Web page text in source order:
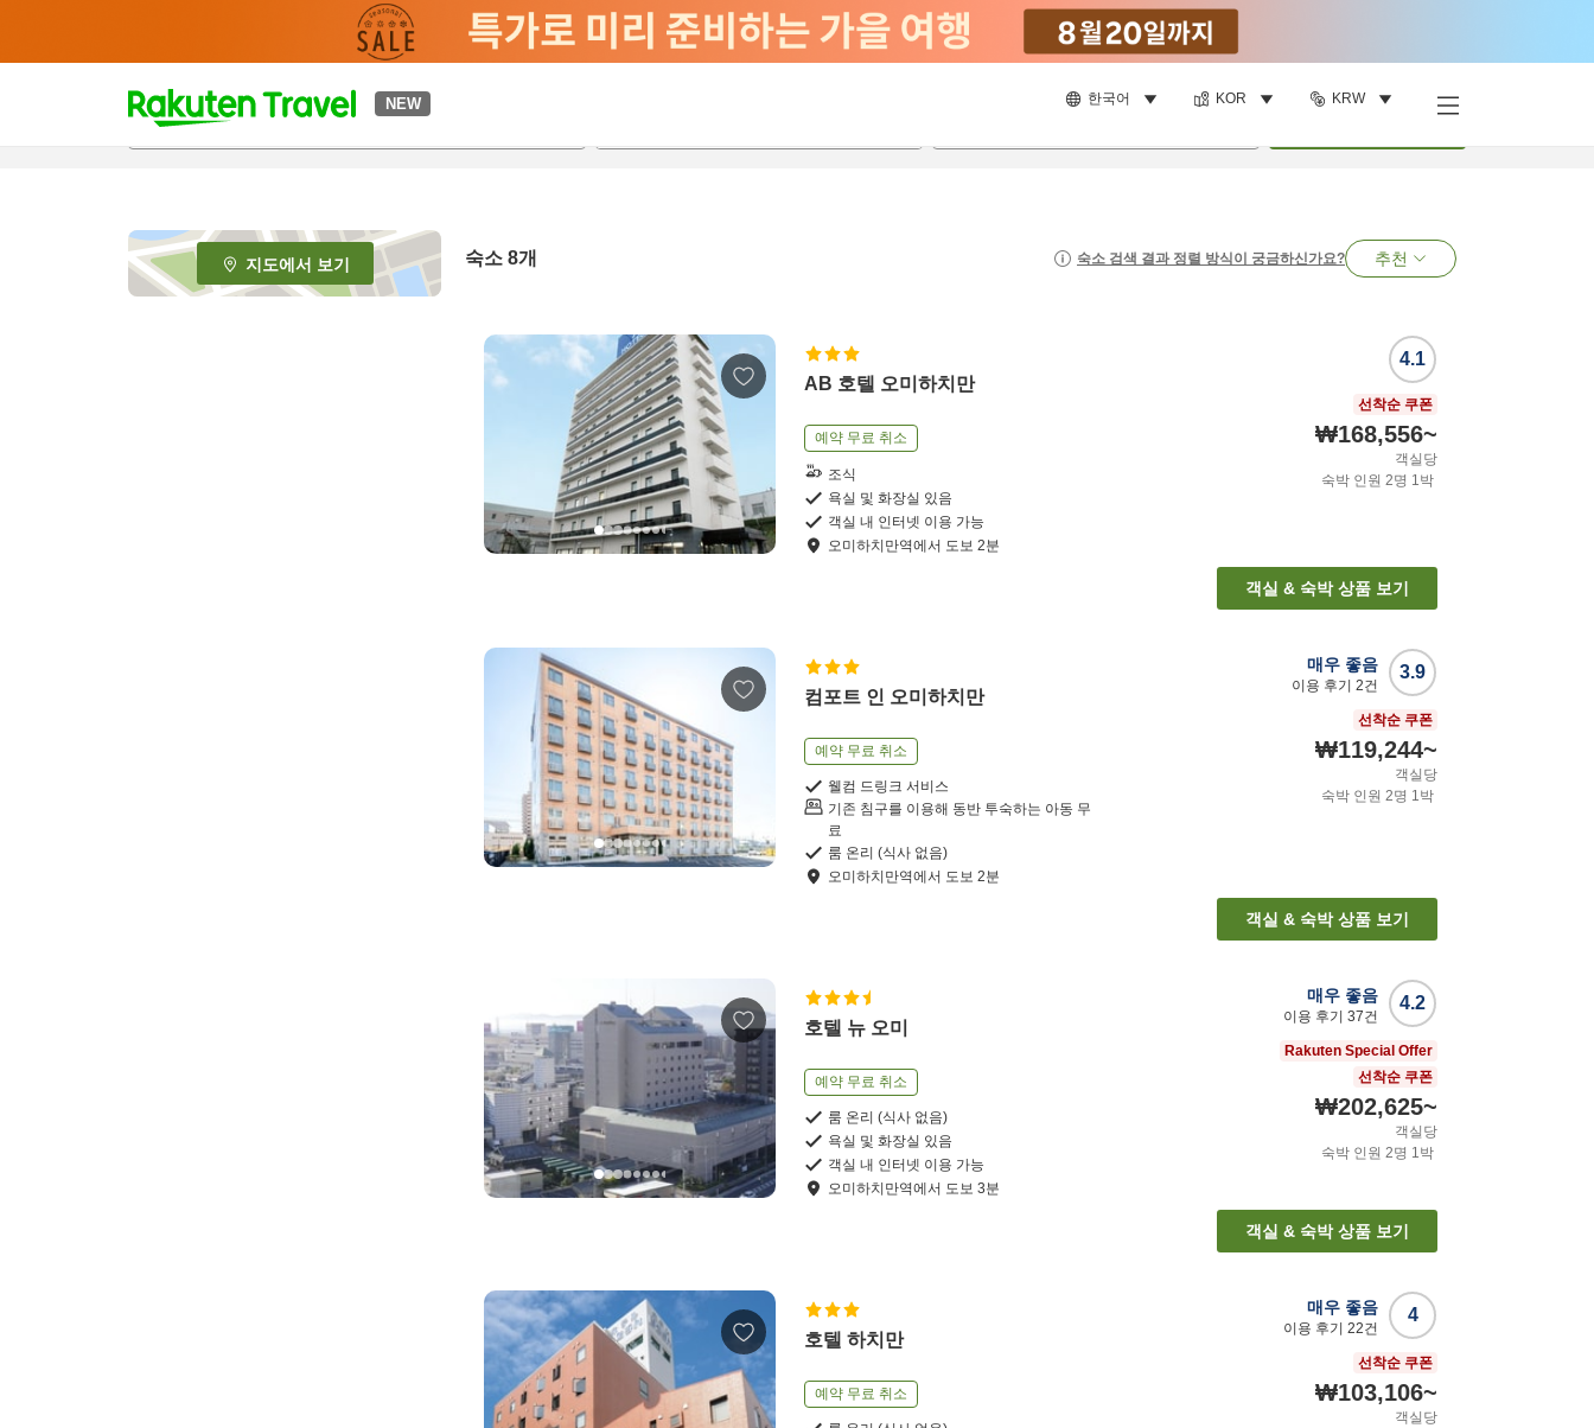
NEW 한국어 KOR KRW
t
p
e
_
s
지도에서 보기 숙소 8개 숙소 검색 결과 정렬 방식이 궁금하신가요? 추천
AB 호텔 오미하치만
예약 무료 취소
조식
욕실 및 화장실 있음
객실 내 인터넷 이용 가능
오미하치만역에서 도보 2분
4.1
선착순 쿠폰
₩168,556~
객실당
숙박 인원 2명 1박
객실 & 숙박 상품 보기
컴포트 인 오미하치만
예약 무료 취소
웰컴 드링크 서비스
기존 침구를 이용해 동반 투숙하는 아동 무
료
룸 온리 (식사 없음)
오미하치만역에서 도보 2분
3.9
매우 좋음
이용 후기 2건
선착순 쿠폰
₩119,244~
객실당
숙박 인원 2명 1박
객실 & 숙박 상품 보기
호텔 뉴 오미
예약 무료 취소
룸 온리 (식사 없음)
욕실 및 화장실 있음
객실 내 인터넷 이용 가능
오미하치만역에서 도보 3분
4.2
매우 좋음
이용 후기 37건
Rakuten Special Offer
선착순 쿠폰
₩202,625~
객실당
숙박 인원 2명 1박
객실 & 숙박 상품 보기
호텔 하치만
예약 무료 취소
4
매우 좋음
이용 후기 22건
선착순 쿠폰
₩103,106~
객실당